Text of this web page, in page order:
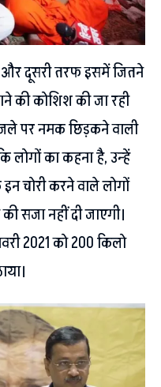
दूसरी तरफ इसमें जितने
की कोशिश की जा रही
पर नमक छिड़कने वाली
लोगों का कहना है, उन्हें
चोरी करने वाले लोगों
सजा नहीं दी जाएगी।
2021 को 200 किलो